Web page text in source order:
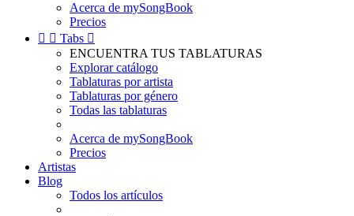
Acerca de mySongBook
Precios
  Tabs 
ENCUENTRA TUS TABLATURAS
Explorar catálogo
Tablaturas por artista
Tablaturas por género
Todas las tablaturas
Acerca de mySongBook
Precios
Artistas
Blog
Todos los artículos